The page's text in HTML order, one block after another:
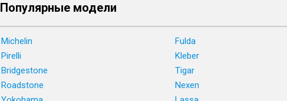
Популярные модели
Michelin Fulda
Pirelli Kleber
Bridgestone Tigar
Roadstone Nexen